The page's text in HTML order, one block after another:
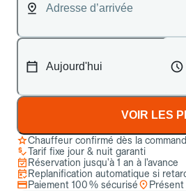
VOIR LES
Chauffeur confirmé dès la
Tarif fixe jour & nuit garanti
Réservation jusqu’à 1 an à l’avance
Replanification automatique si
Paiement 100 % sécurisé